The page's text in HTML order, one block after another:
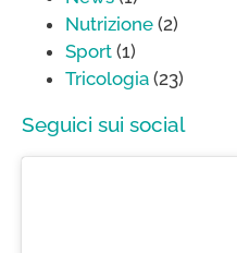
Nutrizione (2)
Sport (1)
Tricologia (23)
Seguici sui social